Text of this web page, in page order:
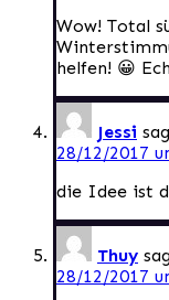
Wow! Total
helfen! 😀
Jessi
28/12/2017
die Idee ist
Thuy
28/12/2017